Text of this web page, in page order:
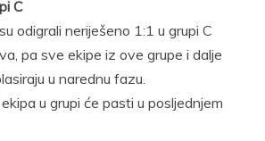
C
odigrali neriješeno 1:1 u grupi C
pa sve ekipe iz ove grupe i dalje
u narednu fazu.
u grupi će pasti u posljednjem